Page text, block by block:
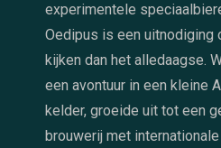
experimentele
Oedipus is een uitnodiging
kijken dan het alledaagse.
een avontuur in een kleine
kelder, groeide uit tot een
brouwerij met